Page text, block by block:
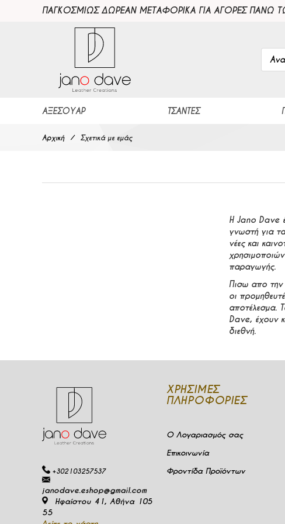
ΠΑΓΚΟΣΜΙΩΣ ΔΩΡΕΑΝ ΜΕΤΑΦΟΡΙΚΑ ΓΙΑ ΑΓΟΡΕΣ ΠΑΝΩ
ΑΞΕΣΟΥΆΡ ΤΣΆΝΤΕΣ
Αρχική Σχετικά με εμάς
Η Jano Dave
γνωστή για
νέες και
παραγωγής.
Πισω απο την
οι
αποτέλεσμα.
Dave, έχουν
διεθνή.
+302103257537
janodave.eshop@gmail.com
Ηφαίστου 41, Αθήνα 105
55
ΧΡΉΣΙΜΕΣ
ΠΛΗΡΟΦΟΡΊΕΣ
Ο Λογαριασμός σας
Επικοινωνία
Φροντίδα Προϊόντων